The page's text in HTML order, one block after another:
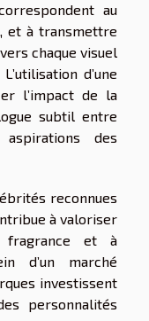
au
et à transmettre
chaque visuel
d’une
l’impact de la
subtil entre
des
reconnues
à valoriser
et à
d’un marché
investissent
personnalités